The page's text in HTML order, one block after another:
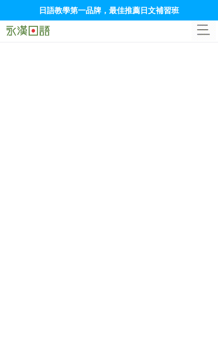
日語教學第一品牌，最佳推薦日文補習班